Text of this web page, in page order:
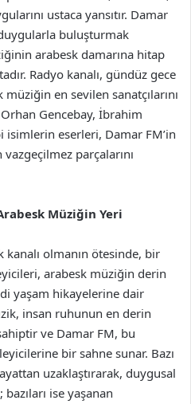
ustaca yansıtır. Damar
buluşturmak
arabesk damarına hitap
Radyo kanalı, gündüz gece
müziğin en sevilen sanatçılarını
Gencebay, İbrahim
isimlerin eserleri, Damar FM’in
parçalarını
Müziğin Yeri
olmanın ötesinde, bir
arabesk müziğin derin
yaşam hikayelerine dair
insan ruhunun en derin
ve Damar FM, bu
bir sahne sunar. Bazı
uzaklaştırarak, duygusal
ise yaşanan